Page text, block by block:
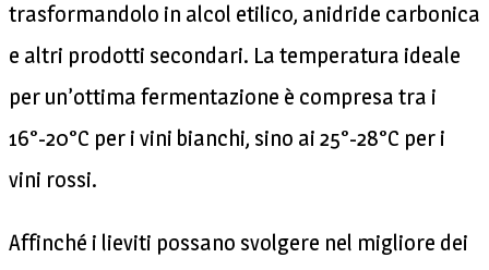
trasformandolo in alcol etilico, anidride carbonica
e altri prodotti secondari. La temperatura ideale
per un’ottima fermentazione è compresa tra i
16°-20°C per i vini bianchi, sino ai 25°-28°C per i
vini rossi.
Affinché i lieviti possano svolgere nel migliore dei